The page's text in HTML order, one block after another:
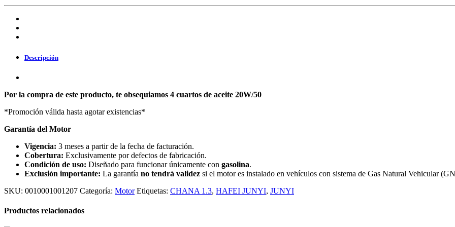
Descripción
Por la compra de este producto, te obsequiamos 4 cuartos de aceite 20W/50
*Promoción válida hasta agotar existencias*
Garantía del Motor
Vigencia: 3 meses a partir de la fecha de facturación.
Cobertura: Exclusivamente por defectos de fabricación.
Condición de uso: Diseñado para funcionar únicamente con gasolina.
Exclusión importante: La garantía no tendrá validez si el motor es instalado en vehículos con sistema de Gas Natural Vehicular
SKU: 0010001001207 Categoría: Motor Etiquetas: CHANA 1.3, HAFEI JUNYI, JUNYI
Productos relacionados